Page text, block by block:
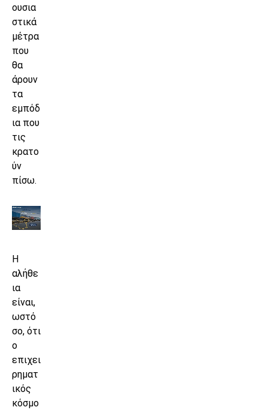
ουσια
στικά
μέτρα
που
θα
άρουν
τα
εμπόδ
ια που
τις
κρατο
ύν
πίσω.
Η
αλήθε
ια
είναι,
ωστό
σο, ότι
ο
επιχει
ρηματ
ικός
κόσμο